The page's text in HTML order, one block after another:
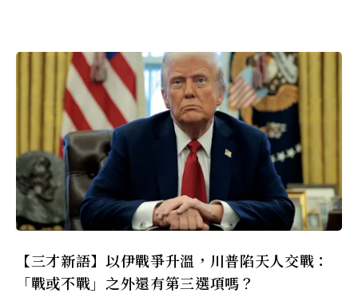
【三才新語】以伊戰爭升溫，川普陷天人交戰：
「戰或不戰」之外還有第三選項嗎？